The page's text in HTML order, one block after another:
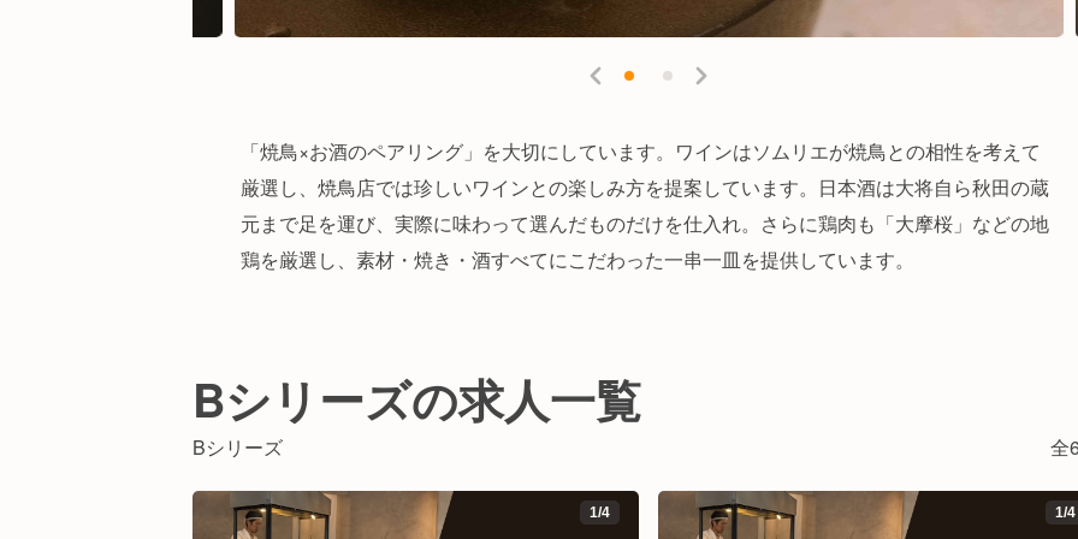
「焼鳥×お酒のペアリング」を大切にしています。ワインはソムリエが焼鳥との相性を考えて
厳選し、焼鳥店では珍しいワインとの楽しみ方を提案しています。日本酒は大将自ら秋田の蔵
元まで足を運び、実際に味わって選んだものだけを仕入れ。さらに鶏肉も「大摩桜」などの地
鶏を厳選し、素材・焼き・酒すべてにこだわった一串一皿を提供しています。
Bシリーズの求人一覧
Bシリーズ 全
1/4 1/4